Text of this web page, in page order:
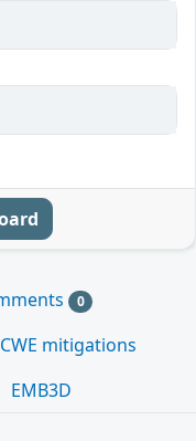
0
CWE mitigations
EMB3D